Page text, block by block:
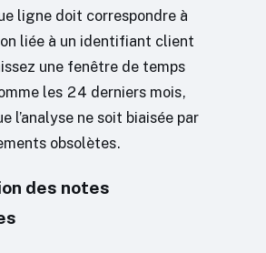
ligne doit correspondre à
liée à un identifiant client
une fenêtre de temps
les 24 derniers mois,
l’analyse ne soit biaisée par
obsolètes.
des notes